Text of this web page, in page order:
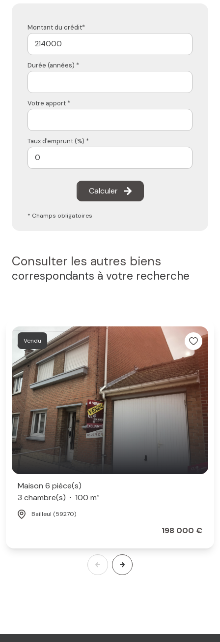
Montant du crédit*
Durée (années) *
Votre apport *
Taux d'emprunt (%) *
Calculer
* Champs obligatoires
Consulter les autres biens
correspondants à votre recherche
Vendu
Maison 6 pièce(s)
3 chambre(s)
100 m²
Bailleul (59270)
198 000 €